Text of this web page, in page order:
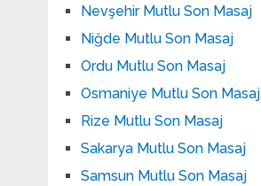
Nevşehir Mutlu Son Masaj
Niğde Mutlu Son Masaj
Ordu Mutlu Son Masaj
Osmaniye Mutlu Son Masaj
Rize Mutlu Son Masaj
Sakarya Mutlu Son Masaj
Samsun Mutlu Son Masaj